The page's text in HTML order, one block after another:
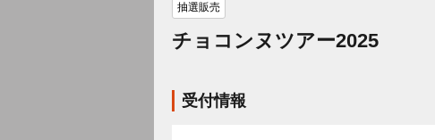
抽選販売
チョコンヌツアー2025
受付情報